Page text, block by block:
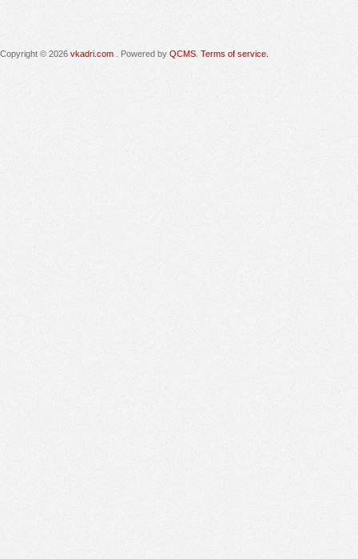
Copyright © 2026 vkadri.com . Powered by QCMS Terms of service.